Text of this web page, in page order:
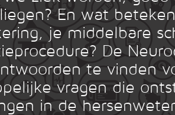
En wat
je middelbare
De
te vinden
vragen die
in de